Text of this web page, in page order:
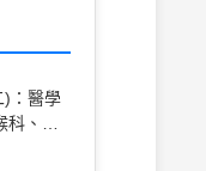
)：醫學
、婦
實例與